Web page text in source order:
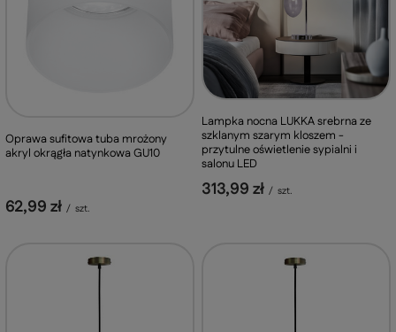
Oprawa sufitowa tuba mrożony
akryl okrągła natynkowa GU10
62,99 zł / szt.
Lampka nocna LUKKA srebrna ze
szklanym szarym kloszem -
przytulne oświetlenie sypialni i
salonu LED
313,99 zł / szt.